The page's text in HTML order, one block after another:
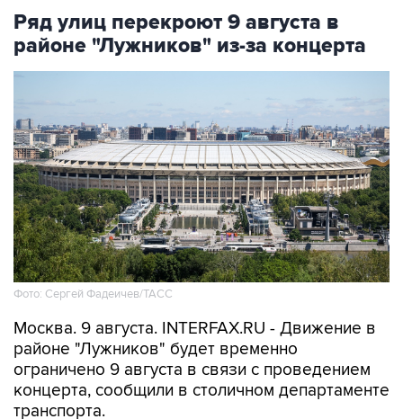
Ряд улиц перекроют 9 августа в
районе "Лужников" из-за концерта
Фото: Сергей Фадеичев/ТАСС
Москва. 9 августа. INTERFAX.RU - Движение в
районе "Лужников" будет временно
ограничено 9 августа в связи с проведением
концерта, сообщили в столичном департаменте
транспорта.